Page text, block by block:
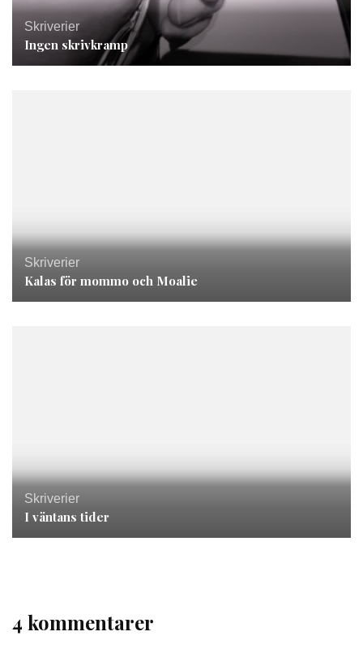
Skriverier
Ingen skrivkramp
Skriverier
Kalas för mommo och Moalie
Skriverier
I väntans tider
4 kommentarer